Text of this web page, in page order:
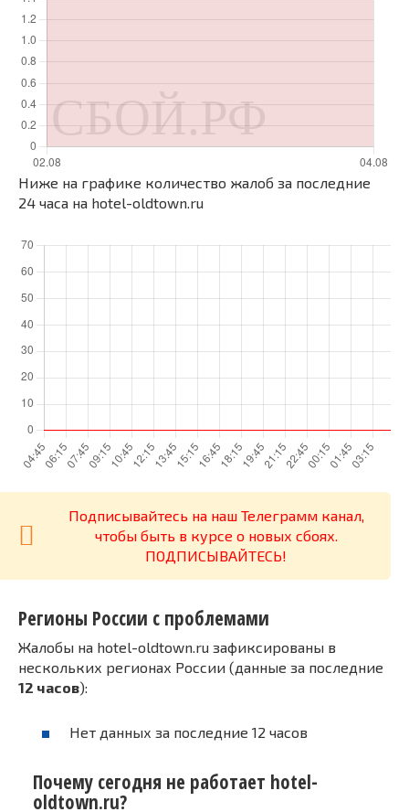
Ниже на графике количество жалоб за последние
24 часа на hotel-oldtown.ru
Подписывайтесь на наш Телеграмм канал,
чтобы быть в курсе о новых сбоях.
ПОДПИСЫВАЙТЕСЬ!
Регионы России с проблемами
Жалобы на hotel-oldtown.ru зафиксированы в
нескольких регионах России (данные за последние
12 часов):
Нет данных за последние 12 часов
Почему сегодня не работает hotel-
oldtown.ru?